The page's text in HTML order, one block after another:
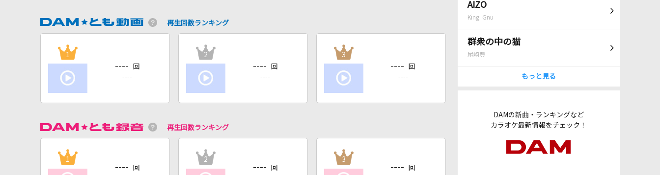
AIZO
King Gnu
群衆の中の猫
尾崎豊
もっと見る
DAMの新曲・ランキングなど
カラオケ最新情報をチェック！
再生回数ランキング
1
---- 回
----
2
---- 回
----
3
---- 回
----
再生回数ランキング
1
---- 回
2
---- 回
3
---- 回